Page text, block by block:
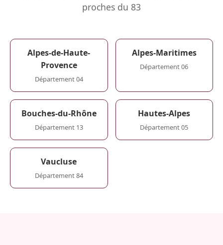
proches du 83
Alpes-de-Haute-
Provence
Département 04
Alpes-Maritimes
Département 06
Bouches-du-Rhône
Département 13
Hautes-Alpes
Département 05
Vaucluse
Département 84